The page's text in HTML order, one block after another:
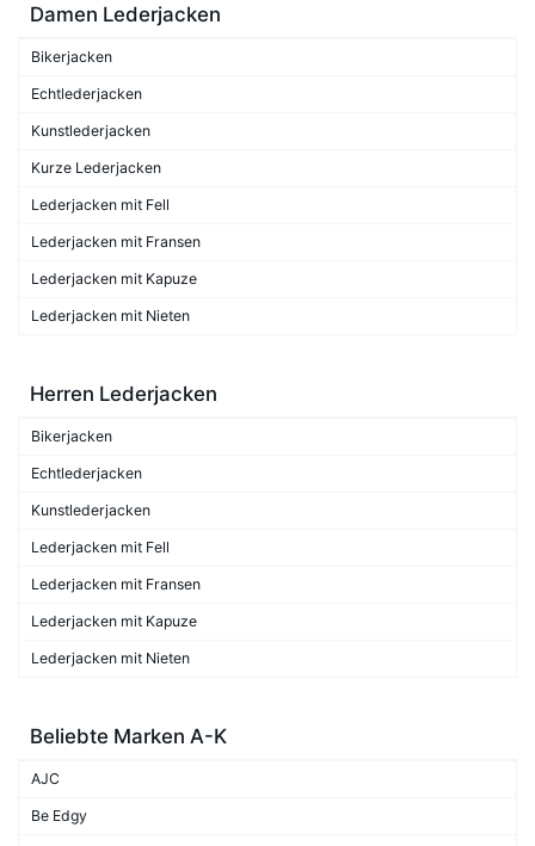
Damen Lederjacken
Bikerjacken
Echtlederjacken
Kunstlederjacken
Kurze Lederjacken
Lederjacken mit Fell
Lederjacken mit Fransen
Lederjacken mit Kapuze
Lederjacken mit Nieten
Herren Lederjacken
Bikerjacken
Echtlederjacken
Kunstlederjacken
Lederjacken mit Fell
Lederjacken mit Fransen
Lederjacken mit Kapuze
Lederjacken mit Nieten
Beliebte Marken A-K
AJC
Be Edgy